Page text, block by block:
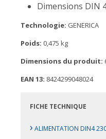
Dimensions DIN
Technologie: GENERICA
Poids: 0,475 kg
Dimensions du produit:
EAN 13: 8424299048024
FICHE TECHNIQUE
› ALIMENTATION DIN4